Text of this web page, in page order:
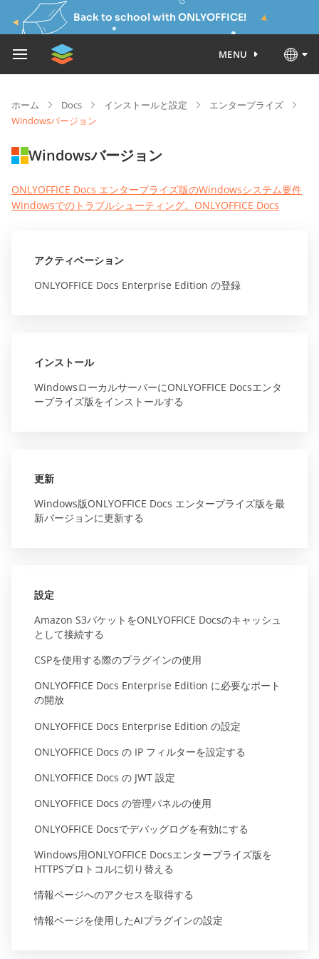
Back to school with ONLYOFFICE!
MENU
ホーム Docs インストールと設定
エンタープライズ
Windowsバージョン
Windowsバージョン
ONLYOFFICE Docs エンタープライズ版のWindowsシステム要件
Windowsでのトラブルシューティング。ONLYOFFICE Docs
アクティベーション
ONLYOFFICE Docs Enterprise Edition の登録
インストール
WindowsローカルサーバーにONLYOFFICE Docsエンタ
ープライズ版をインストールする
更新
Windows版ONLYOFFICE Docs エンタープライズ版を最
新バージョンに更新する
設定
Amazon S3バケットをONLYOFFICE Docsのキャッシュ
として接続する
CSPを使用する際のプラグインの使用
ONLYOFFICE Docs Enterprise Edition に必要なポート
の開放
ONLYOFFICE Docs Enterprise Edition の設定
ONLYOFFICE Docs の IP フィルターを設定する
ONLYOFFICE Docs の JWT 設定
ONLYOFFICE Docs の管理パネルの使用
ONLYOFFICE Docsでデバッグログを有効にする
Windows用ONLYOFFICE Docsエンタープライズ版を
HTTPSプロトコルに切り替える
情報ページへのアクセスを取得する
情報ページを使用したAIプラグインの設定